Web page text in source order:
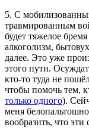
5. С
травмированным
будет тяжелое
алкоголизм,
далее. Это уже
этого пути.
кто-то туда не
чтобы помочь тем,
только одного).
меня
вообразить, что